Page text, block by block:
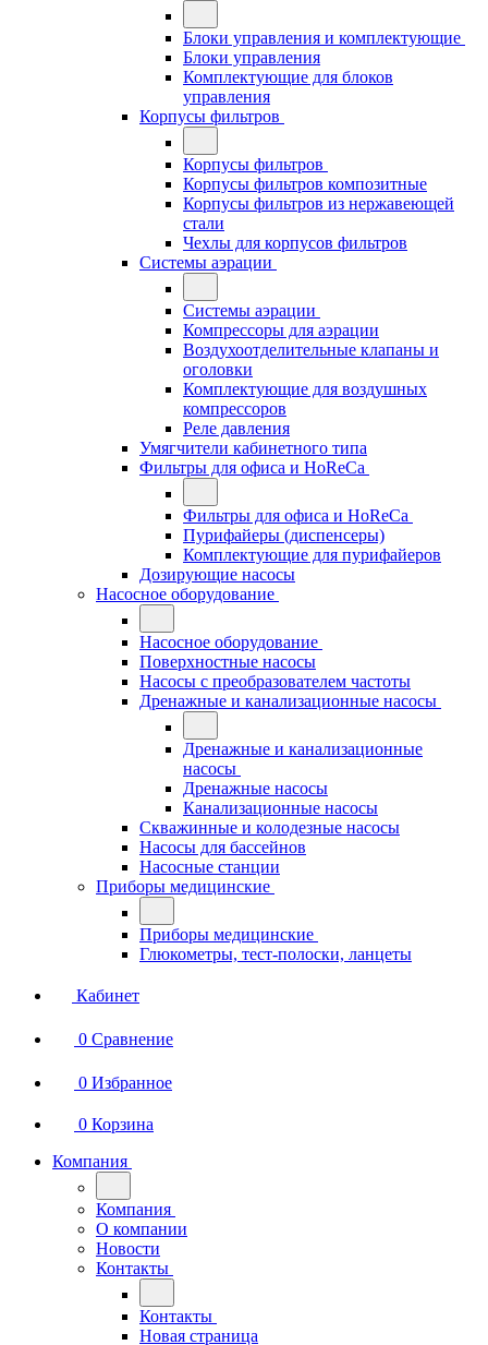
Блоки управления и комплектующие
Блоки управления
Комплектующие для блоков
управления
Корпусы фильтров
Корпусы фильтров
Корпусы фильтров композитные
Корпусы фильтров из нержавеющей
стали
Чехлы для корпусов фильтров
Системы аэрации
Системы аэрации
Компрессоры для аэрации
Воздухоотделительные клапаны и
оголовки
Комплектующие для воздушных
компрессоров
Реле давления
Умягчители кабинетного типа
Фильтры для офиса и HoReCa
Фильтры для офиса и HoReCa
Пурифайеры (диспенсеры)
Комплектующие для пурифайеров
Дозирующие насосы
Насосное оборудование
Насосное оборудование
Поверхностные насосы
Насосы с преобразователем частоты
Дренажные и канализационные насосы
Дренажные и канализационные
насосы
Дренажные насосы
Канализационные насосы
Скважинные и колодезные насосы
Насосы для бассейнов
Насосные станции
Приборы медицинские
Приборы медицинские
Глюкометры, тест-полоски, ланцеты
Кабинет
0 Сравнение
0 Избранное
0 Корзина
Компания
Компания
О компании
Новости
Контакты
Контакты
Новая страница